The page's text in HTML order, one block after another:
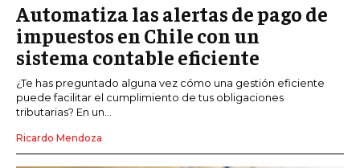
Automatiza las alertas de pago de
impuestos en Chile con un
sistema contable eficiente
¿Te has preguntado alguna vez cómo una gestión eficiente
puede facilitar el cumplimiento de tus obligaciones
tributarias? En un...
Ricardo Mendoza